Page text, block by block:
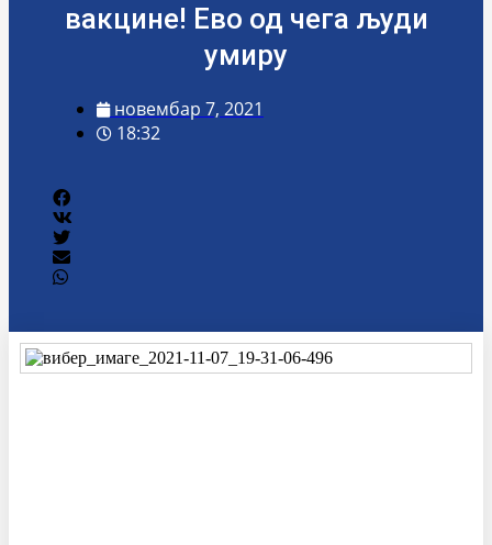
вакцине! Ево од чега људи
умиру
новембар 7, 2021
18:32